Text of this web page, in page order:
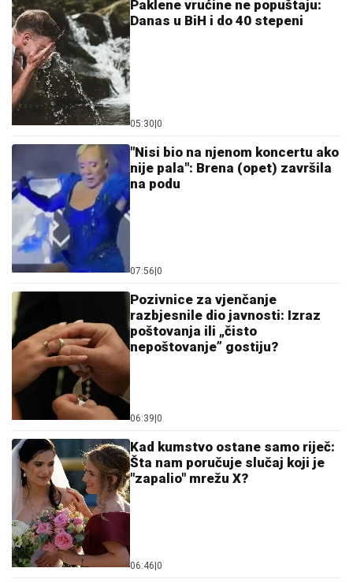
Paklene vrućine ne popuštaju:
Danas u BiH i do 40 stepeni
05:30 0
"Nisi bio na njenom koncertu ako
nije pala": Brena (opet) završila
na podu
07:56 0
Pozivnice za vjenčanje
razbjesnile dio javnosti: Izraz
poštovanja ili „čisto
nepoštovanje” gostiju?
06:39 0
Kad kumstvo ostane samo riječ:
Šta nam poručuje slučaj koji je
"zapalio" mrežu X?
06:46 0